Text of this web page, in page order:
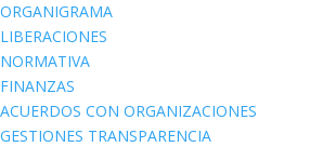
ORGANIGRAMA
LIBERACIONES
NORMATIVA
FINANZAS
ACUERDOS CON ORGANIZACIONES
GESTIONES TRANSPARENCIA